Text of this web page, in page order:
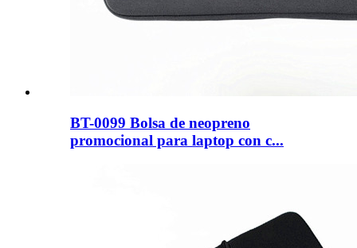
BT-0099 Bolsa de neopreno
promocional para laptop con c...